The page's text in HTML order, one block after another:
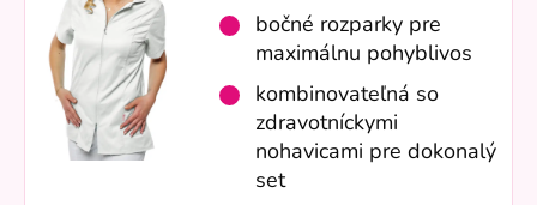
bočné rozparky pre
maximálnu pohyblivos
kombinovateľná so
zdravotníckymi
nohavicami pre dokonalý
set